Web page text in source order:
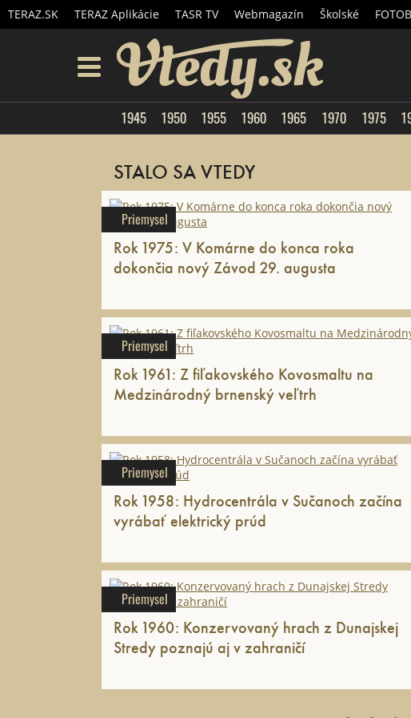
TERAZ.SK TERAZ Aplikácie TASR TV Webmagazín Školské
1945 1950 1955 1960 1965 1970 1975
STALO SA VTEDY
Priemysel
Rok 1975: V Komárne do konca roka
dokončia nový Závod 29. augusta
Priemysel
Rok 1961: Z fiľakovského Kovosmaltu na
Medzinárodný brnenský veľtrh
Priemysel
Rok 1958: Hydrocentrála v Sučanoch začína
vyrábať elektrický prúd
Priemysel
Rok 1960: Konzervovaný hrach z Dunajskej
Stredy poznajú aj v zahraničí